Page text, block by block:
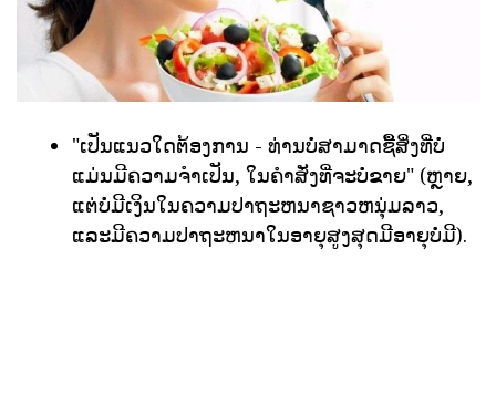
"ເປັນແນວໃດຕ້ອງການ - ທ່ານບໍ່ສາມາດຊື້ສິ່ງທີ່ບໍ່
ແມ່ນມີຄວາມຈໍາເປັນ, ໃນຄໍາສັ່ງທີ່ຈະບໍ່ຂາຍ" (ຫຼາຍ,
ແຕ່ບໍ່ມີເງິນໃນຄວາມປາຖະຫນາຊາວຫນຸ່ມລາວ,
ແລະມີຄວາມປາຖະຫນາໃນອາຍຸສູງສຸດມີອາຍຸບໍ່ມີ).